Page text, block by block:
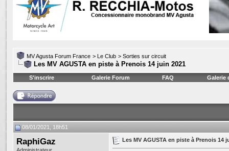
MV Agusta Forum France > Le Club > Sorties sur circuit
Les MV AGUSTA en piste à Prenois 14 juin 2021
S'inscrire Galerie Forum FAQ Galerie
08/01/2021, 18h51
RaphiGaz Les MV AGUSTA en piste à Prenois 14